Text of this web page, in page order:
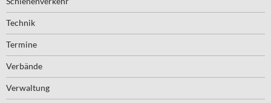
Technik
Termine
Verbände
Verwaltung